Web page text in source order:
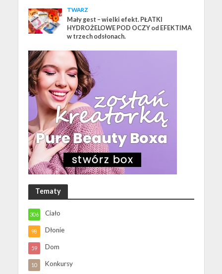
TWARZ
Mały gest – wielki efekt. PŁATKI
HYDROŻELOWE POD OCZY od EFEKTIMA
w trzech odsłonach.
Tematy
Ciało
306
Dłonie
98
Dom
59
Konkursy
10